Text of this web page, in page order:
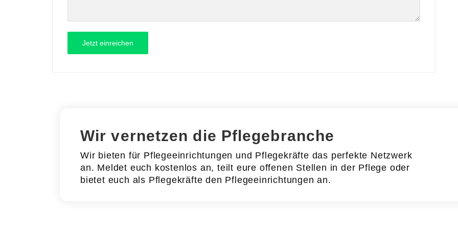
Wir vernetzen die Pflegebranche
Wir bieten für Pflegeeinrichtungen und Pflegekräfte das perfekte Netzwerk
an. Meldet euch kostenlos an, teilt eure offenen Stellen in der Pflege oder
bietet euch als Pflegekräfte den Pflegeeinrichtungen an.